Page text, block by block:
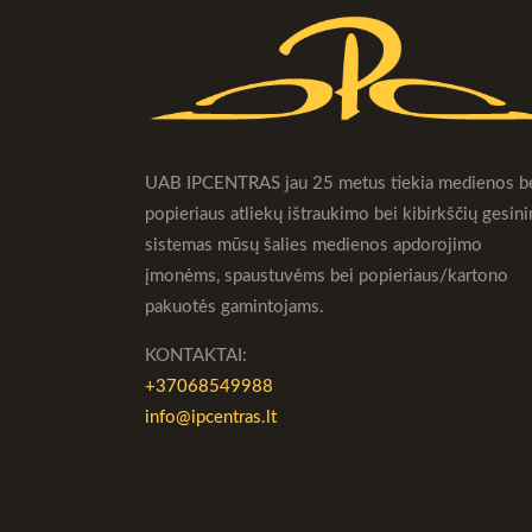
UAB IPCENTRAS jau 25 metus tiekia medienos
popieriaus atliekų ištraukimo bei kibirkščių
sistemas mūsų šalies medienos apdorojimo
įmonėms, spaustuvėms bei popieriaus/kartono
pakuotės gamintojams.
KONTAKTAI:
+37068549988
info@ipcentras.lt